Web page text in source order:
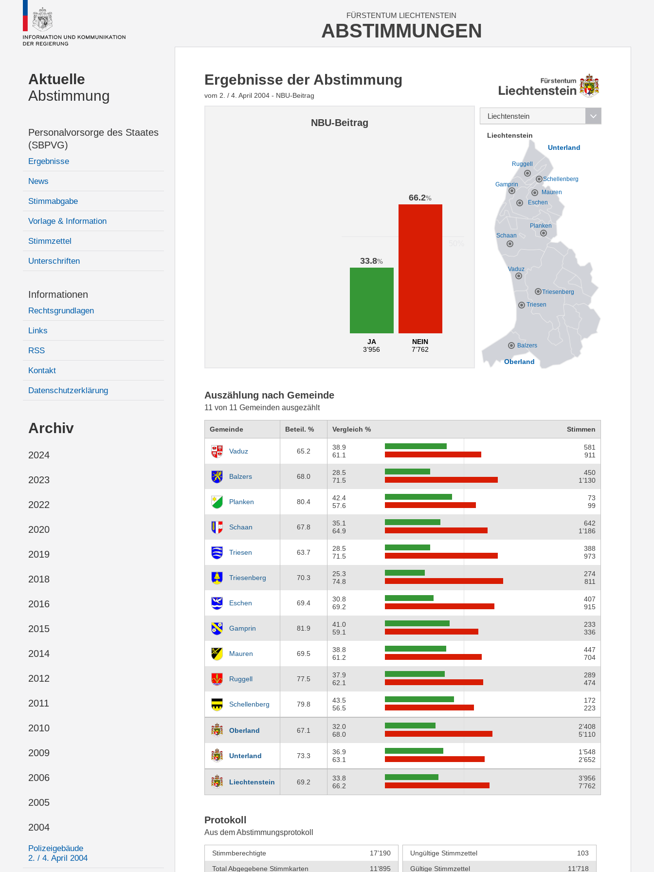
FÜRSTENTUM LIECHTENSTEIN
ABSTIMMUNGEN
Aktuelle
Abstimmung
Personalvorsorge des Staates
(SBPVG)
Ergebnisse
News
Stimmabgabe
Vorlage & Information
Stimmzettel
Unterschriften
Informationen
Rechtsgrundlagen
Links
RSS
Kontakt
Datenschutzerklärung
Archiv
2024
2023
2022
2020
2019
2018
2016
2015
2014
2012
2011
2010
2009
2006
2005
2004
Polizeigebäude
2. / 4. April 2004
Vaduz
Balzers
Planken
Schaan
Triesen
Triesenberg
Eschen
Gamprin
Mauren
Ruggell
Schellenberg
Oberland
Unterland
Liechtenstein
Ergebnisse der Abstimmung
vom 2. / 4. April 2004 - NBU-Beitrag
NBU-Beitrag
33.8%
JA
3’956
66.2%
NEIN
7’762
Auszählung nach Gemeinde
11 von 11 Gemeinden ausgezählt
Gemeinde Beteil. % Vergleich % Stimmen
Vaduz 65.2
38.9
61.1
581
911
Balzers 68.0
28.5
71.5
450
1’130
Planken 80.4
42.4
57.6
73
99
Schaan 67.8
35.1
64.9
642
1’186
Triesen 63.7
28.5
71.5
388
973
Triesenberg 70.3
25.3
74.8
274
811
Eschen 69.4
30.8
69.2
407
915
Gamprin 81.9
41.0
59.1
233
336
Mauren 69.5
38.8
61.2
447
704
Ruggell 77.5
37.9
62.1
289
474
Schellenberg 79.8
43.5
56.5
172
223
Oberland 67.1
32.0
68.0
2’408
5’110
Unterland 73.3
36.9
63.1
1’548
2’652
Liechtenstein 69.2
33.8
66.2
3’956
7’762
Protokoll
Aus dem Abstimmungsprotokoll
Stimmberechtigte
17’190
Total Abgegebene Stimmkarten
11’895
Ungültige Stimmzettel
103
Gültige Stimmzettel
11’718